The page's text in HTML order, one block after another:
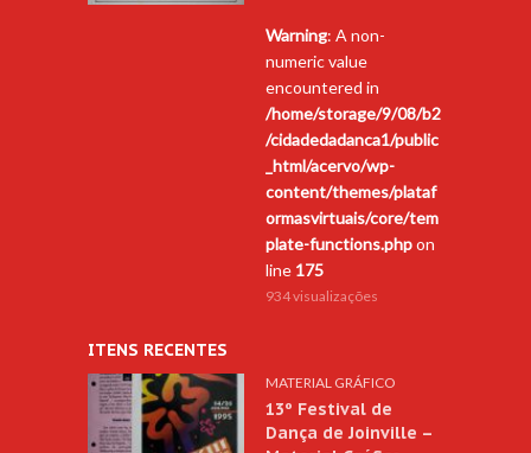
Warning: A non-
numeric value
encountered in
/home/storage/9/08/b2
/cidadedadanca1/public
_html/acervo/wp-
content/themes/plataf
ormasvirtuais/core/tem
plate-functions.phpon
line 175
934 visualizações
ITENS RECENTES
MATERIAL GRÁFICO
13º Festival de
Dança de Joinville –